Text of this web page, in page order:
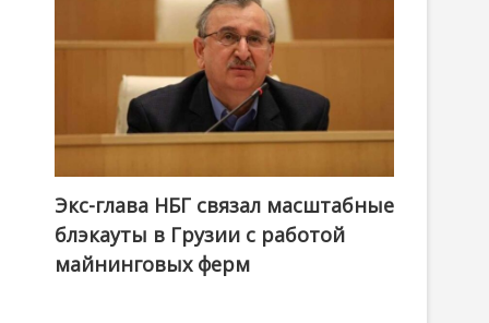
Экс-глава НБГ связал масштабные
блэкауты в Грузии с работой
майнинговых ферм